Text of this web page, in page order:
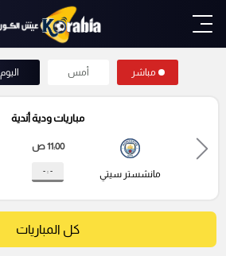
مباشر أمس اليوم
مباريات ودية أندية
مانشستر سيتي
11:00 ص
- : -
كل المباريات